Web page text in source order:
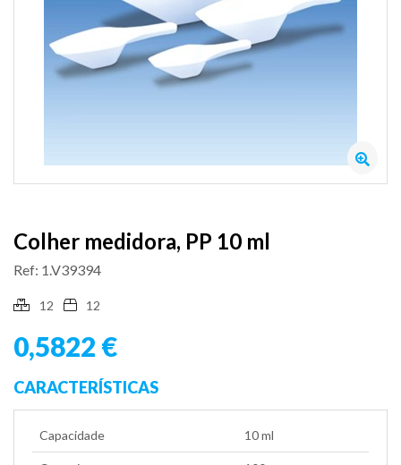
Colher medidora, PP 10 ml
Ref: 1.V39394
12 12
0,5822 €
CARACTERÍSTICAS
Capacidade 10 ml